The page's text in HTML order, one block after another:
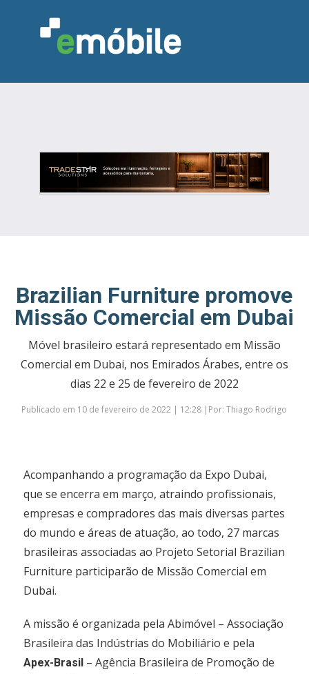
DESIGN & DECORAÇÃO
INDICADORES
FEIRAS NOTÍCIAS
Brazilian Furniture promove
Missão Comercial em Dubai
Móvel brasileiro estará representado em Missão
Comercial em Dubai, nos Emirados Árabes, entre os
dias 22 e 25 de fevereiro de 2022
Publicado em 10 de fevereiro de 2022 | 12:28 |Por: Thiago Rodrigo
Acompanhando a programação da Expo Dubai,
que se encerra em março, atraindo profissionais,
empresas e compradores das mais diversas partes
do mundo e áreas de atuação, ao todo, 27 marcas
brasileiras associadas ao Projeto Setorial Brazilian
Furniture participarão de Missão Comercial em
Dubai.
A missão é organizada pela Abimóvel – Associação
Brasileira das Indústrias do Mobiliário e pela
Apex-Brasil – Agência Brasileira de Promoção de